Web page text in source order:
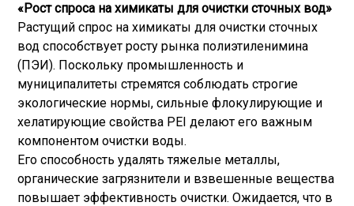
«Рост спроса на химикаты для очистки сточных вод»
Растущий спрос на химикаты для очистки сточных
вод способствует росту рынка полиэтиленимина
(ПЭИ). Поскольку промышленность и
муниципалитеты стремятся соблюдать строгие
экологические нормы, сильные флокулирующие и
хелатирующие свойства PEI делают его важным
компонентом очистки воды.
Его способность удалять тяжелые металлы,
органические загрязнители и взвешенные вещества
повышает эффективность очистки. Ожидается, что в